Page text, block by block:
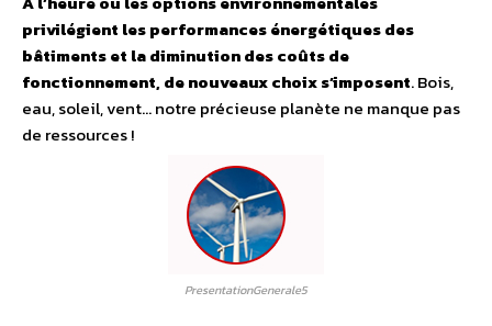
privilégient les performances énergétiques des
bâtiments et la diminution des coûts de
fonctionnement, de nouveaux choix s’imposent. Bois,
eau, soleil, vent… notre précieuse planète ne manque pas
de ressources !
PresentationGenerale5